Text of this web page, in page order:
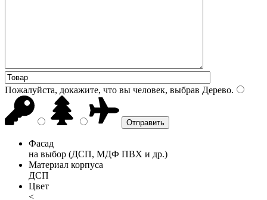
Пожалуйста, докажите, что вы человек, выбрав Дерево.
Фасад
на выбор (ДСП, МДФ ПВХ и др.)
Материал корпуса
ДСП
Цвет
<